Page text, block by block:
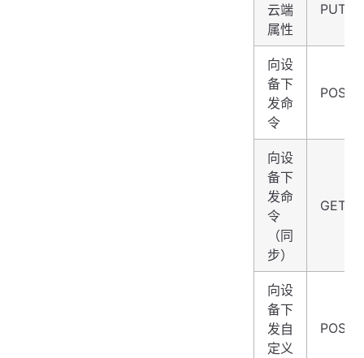
云端
属性
PUT
向设
备下
发命
令
POST
向设
备下
发命
令
（同
步）
GET
向设
备下
发自
定义
POST